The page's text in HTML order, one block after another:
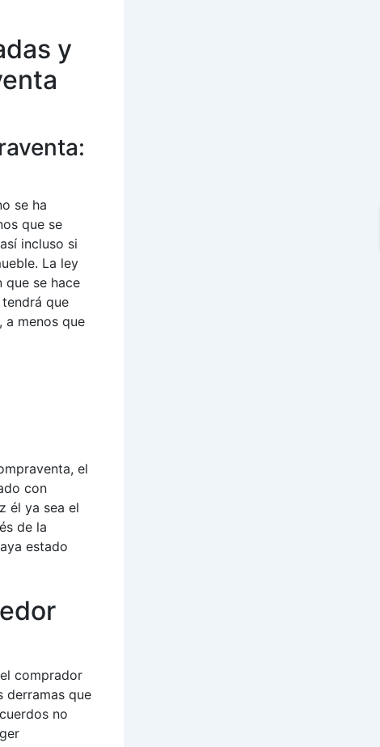
y
se ha
que se
incluso si
La ley
que se hace
que
a menos que
el
con
él ya sea el
de la
estado
comprador
derramas que
no